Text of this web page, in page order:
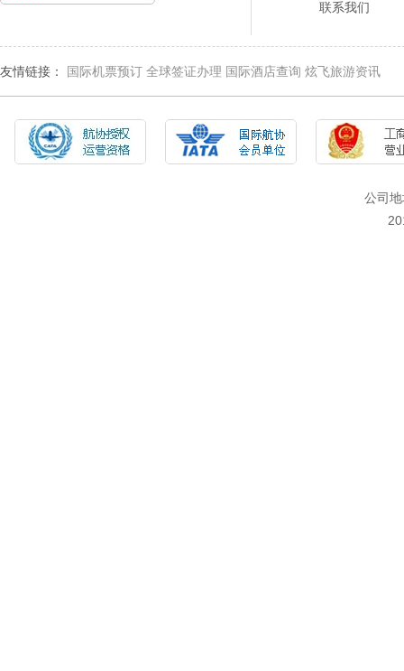
联系我们
友情链接： 国际机票预订 全球签证办理 国际酒店查询 炫飞旅游资讯
公司